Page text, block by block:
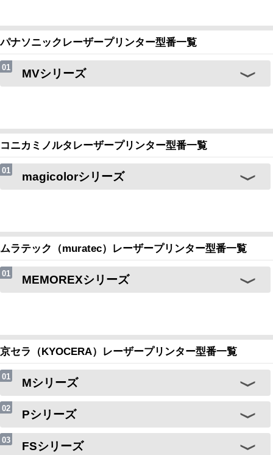
パナソニックレーザープリンター型番一覧
MVシリーズ
コニカミノルタレーザープリンター型番一覧
magicolorシリーズ
ムラテック（muratec）レーザープリンター型番一覧
MEMOREXシリーズ
京セラ（KYOCERA）レーザープリンター型番一覧
Mシリーズ
Pシリーズ
FSシリーズ